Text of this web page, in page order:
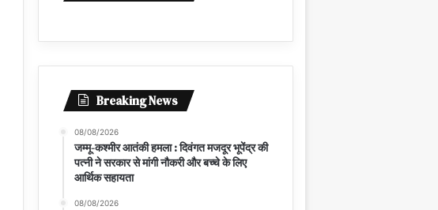
Breaking News
08/08/2026
जम्मू-कश्मीर आतंकी हमला : दिवंगत मजदूर भूपेंद्र की
पत्नी ने सरकार से मांगी नौकरी और बच्चे के लिए
आर्थिक सहायता
08/08/2026